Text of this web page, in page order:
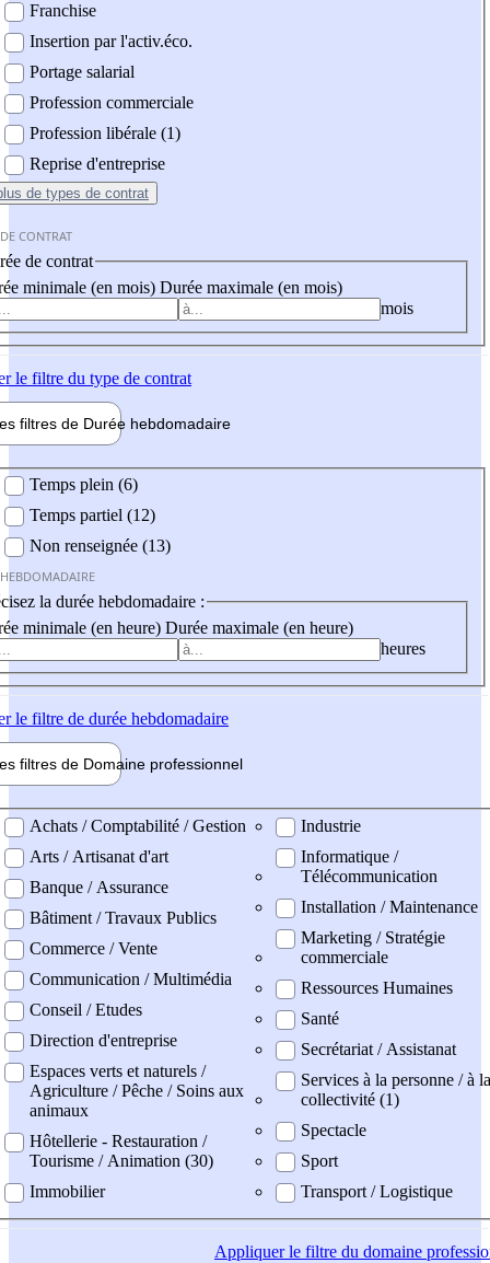
Franchise
Insertion par l'activ.éco.
Portage salarial
Profession commerciale
Profession libérale (1)
Reprise d'entreprise
de types de contrat
CONTRAT
de contrat
minimale (en mois) Durée maximale (en mois)
mois
le filtre du type de contrat
filtres de Durée hebdomadaire
Temps plein (6)
Temps partiel (12)
Non renseignée (13)
la durée hebdomadaire :
minimale (en heure) Durée maximale (en heure)
heures
le filtre de durée hebdomadaire
filtres de Domaine professionnel
professionel
Achats / Comptabilité / Gestion
Arts / Artisanat d'art
Banque / Assurance
Bâtiment / Travaux Publics
Commerce / Vente
Communication / Multimédia
Conseil / Etudes
Direction d'entreprise
Espaces verts et naturels /
Agriculture / Pêche / Soins aux
animaux
Hôtellerie - Restauration /
Tourisme / Animation (30)
Immobilier
Industrie
Informatique /
Télécommunication
Installation / Maintenance
Marketing / Stratégie
commerciale
Ressources Humaines
Santé
Secrétariat / Assistanat
Services à la personne / à la
collectivité (1)
Spectacle
Sport
Transport / Logistique
Appliquerle filtre du domaine